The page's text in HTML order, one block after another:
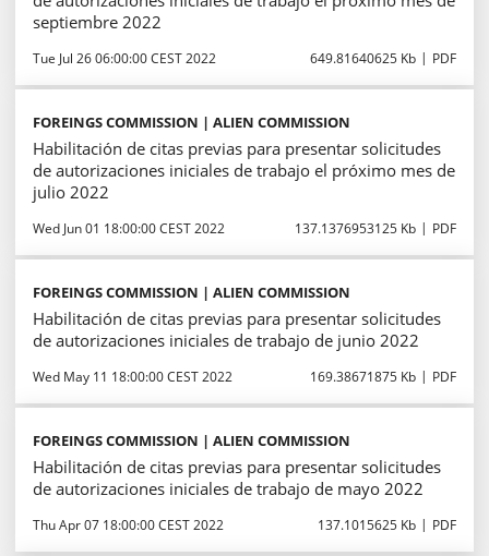
septiembre 2022
Tue Jul 26 06:00:00 CEST 2022 649.81640625 Kb PDF
FOREINGS COMMISSION | ALIEN COMMISSION
Habilitación de citas previas para presentar solicitudes
de autorizaciones iniciales de trabajo el próximo mes de
julio 2022
Wed Jun 01 18:00:00 CEST 2022 137.1376953125 Kb PDF
FOREINGS COMMISSION | ALIEN COMMISSION
Habilitación de citas previas para presentar solicitudes
de autorizaciones iniciales de trabajo de junio 2022
Wed May 11 18:00:00 CEST 2022 169.38671875 Kb PDF
FOREINGS COMMISSION | ALIEN COMMISSION
Habilitación de citas previas para presentar solicitudes
de autorizaciones iniciales de trabajo de mayo 2022
Thu Apr 07 18:00:00 CEST 2022 137.1015625 Kb PDF